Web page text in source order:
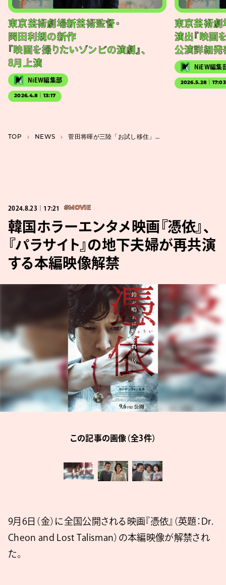
東京芸術劇場新芸術監督・
岡田利規の新作
『映画を撮りたいゾンビの演劇』、
8月上演
NiEW編集部
2026.4.8｜13:17
東京芸術劇
演出『映画
公演詳細発
NiEW編集
2026.5.28｜17:03
TOP NEWS 菅田将暉が三陸「お試し移住」岸善幸×宮藤官九郎『サンセット・サンライズ』1月公開
2024.8.23｜17:21 #MOVIE
韓国ホラーエンタメ映画『憑依』、
『パラサイト』の地下夫婦が再共演
する本編映像解禁
この記事の画像（全3件）
9月6日（金）に全国公開される映画『憑依』（英題：Dr.
Cheon and Lost Talisman）の本編映像が解禁され
た。